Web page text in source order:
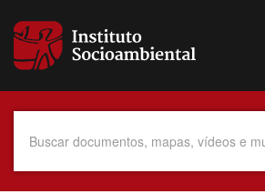
para
conteúdo